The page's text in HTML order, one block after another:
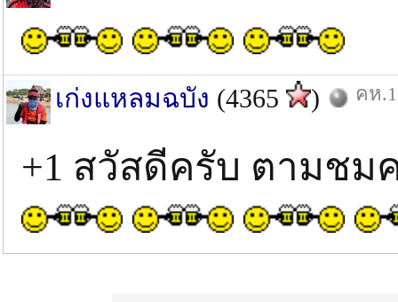
เก่งแหลมฉบัง (4365 ) คห
+1 สวัสดีครับ ตามชม